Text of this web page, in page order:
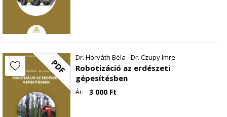
PDF Dr. Horváth Béla - Dr. Czupy Imre
Robotizáció az erdészeti
gépesítésben
Ár: 3 000 Ft